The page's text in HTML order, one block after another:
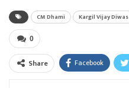
CM Dhami Kargil Vijay Diwas
0
Share Facebook